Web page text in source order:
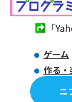
ゲーム
作る
ニ